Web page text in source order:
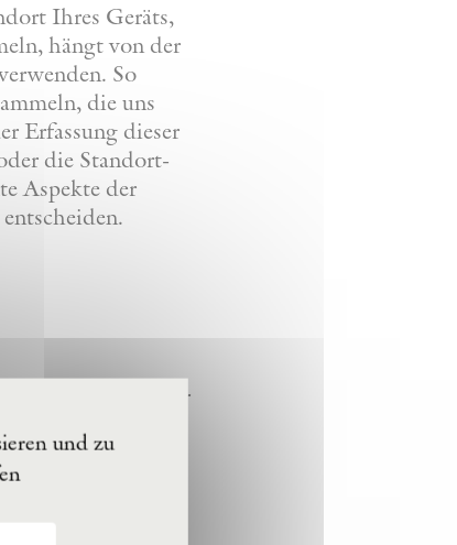
Ihres Geräts,
hängt von der
So
die uns
Erfassung dieser
die Standort-
Aspekte der
der
und/oder
und zu